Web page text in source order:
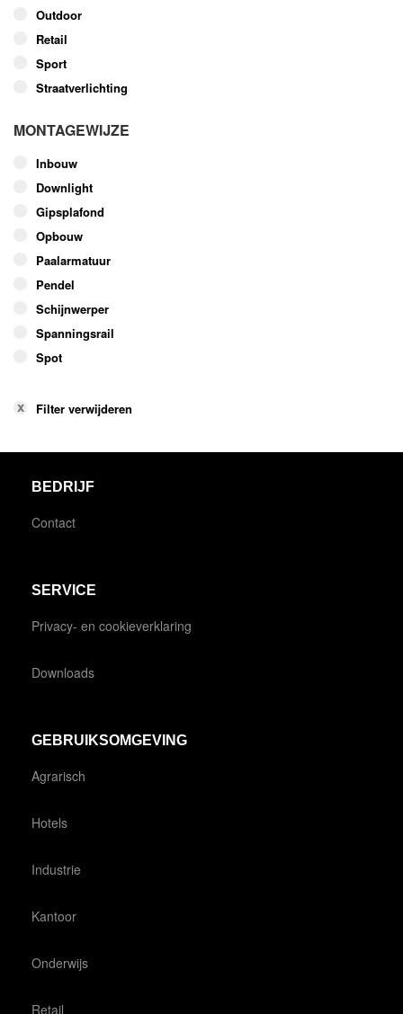
Outdoor
Retail
Sport
Straatverlichting
MONTAGEWIJZE
Inbouw
Downlight
Gipsplafond
Opbouw
Paalarmatuur
Pendel
Schijnwerper
Spanningsrail
Spot
Filter verwijderen
BEDRIJF
Contact
SERVICE
Privacy- en cookieverklaring
Downloads
GEBRUIKSOMGEVING
Agrarisch
Hotels
Industrie
Kantoor
Onderwijs
Retail